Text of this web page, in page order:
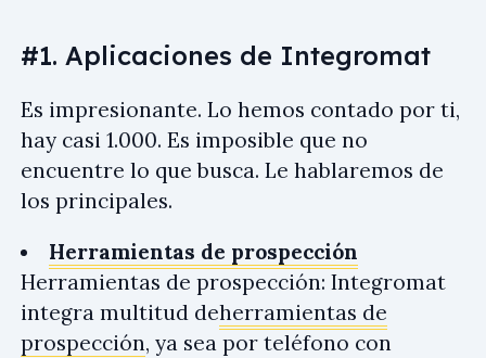
#1. Aplicaciones de Integromat
Es impresionante. Lo hemos contado por ti,
hay casi 1.000. Es imposible que no
encuentre lo que busca. Le hablaremos de
los principales.
Herramientas de prospección
Herramientas de prospección: Integromat
integra multitud deherramientas de
prospección, ya sea por teléfono con